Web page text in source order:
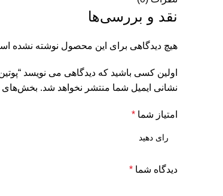
نقد و بررسی‌ها
هیچ دیدگاهی برای این محصول نوشته نشده
اولین کسی باشید که دیدگاهی می نویسد
نشانی ایمیل شما منتشر نخواهد شد. بخش‌های
امتیاز شما *
دیدگاه شما *